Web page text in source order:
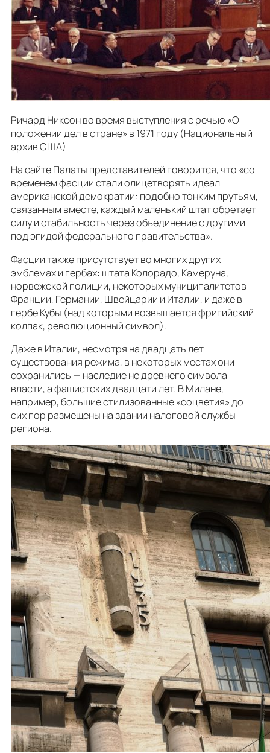
Ричард Никсон во время выступления с речью «О
положении дел в стране» в 1971 году (Национальный
архив США)
На сайте Палаты представителей говорится, что «со
временем фасции стали олицетворять идеал
американской демократии: подобно тонким прутьям,
связанным вместе, каждый маленький штат обретает
силу и стабильность через объединение с другими
под эгидой федерального правительства».
Фасции также присутствует во многих других
эмблемах и гербах: штата Колорадо, Камеруна,
норвежской полиции, некоторых муниципалитетов
Франции, Германии, Швейцарии и Италии, и даже в
гербе Кубы (над которыми возвышается фригийский
колпак, революционный символ).
Даже в Италии, несмотря на двадцать лет
существования режима, в некоторых местах они
сохранились — наследие не древнего символа
власти, а фашистских двадцати лет. В Милане,
например, большие стилизованные «соцветия» до
сих пор размещены на здании налоговой службы
региона.